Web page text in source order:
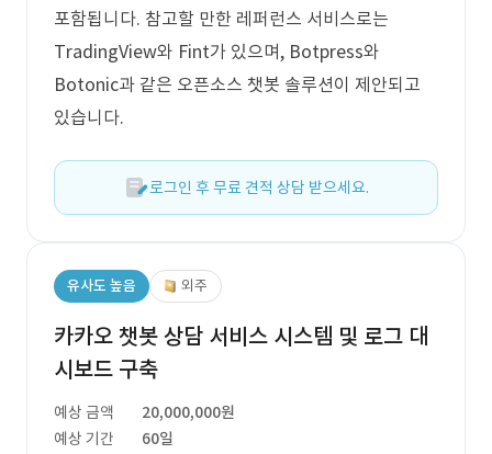
포함됩니다. 참고할 만한 레퍼런스 서비스로는
TradingView와 Fint가 있으며, Botpress와
Botonic과 같은 오픈소스 챗봇 솔루션이 제안되고
있습니다.
로그인 후 무료 견적 상담 받으세요.
유사도 높음 외주
카카오 챗봇 상담 서비스 시스템 및 로그 대
시보드 구축
예상 금액
20,000,000원
예상 기간
60일